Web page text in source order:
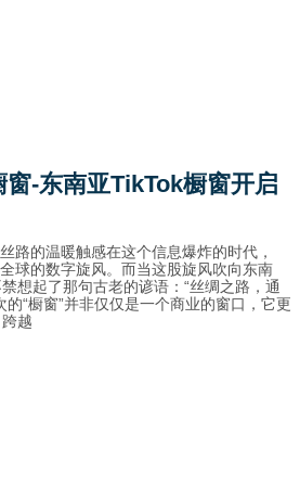
-东南亚TikTok橱窗开启
路的温暖触感在这个信息爆炸的时代，
球的数字旋风。而当这股旋风吹向东南
想起了那句古老的谚语：“丝绸之路，通
的“橱窗”并非仅仅是一个商业的窗口，它更
越